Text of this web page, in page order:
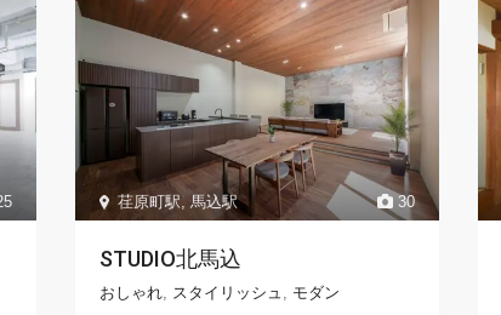
30
荏原町駅,馬込駅
STUDIO北馬込
おしゃれ, スタイリッシュ
モダン